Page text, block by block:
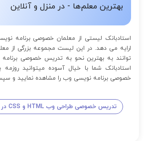
بهترین معلم‌ها - در منزل و آنلاین
استادبانک لیستی از معلمان خصوصی برنامه
ارایه می دهد. در این لیست مجموعه بزرگی از
توانند به بهترین نحو به تدریس خصوصی برنامه
استادبانک شما با خیال آسوده میتوانید
خصوصی برنامه نویسی وب را مشاهده نمایید و
تدریس خصوصی طراحی وب HTML و CSS در شهر اصفهان